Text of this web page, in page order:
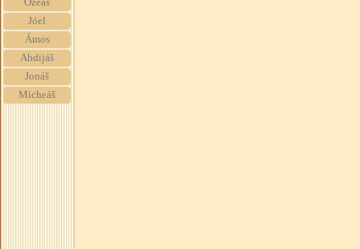
Ozeáš
Jóel
Ámos
Abdijáš
Jonáš
Micheáš